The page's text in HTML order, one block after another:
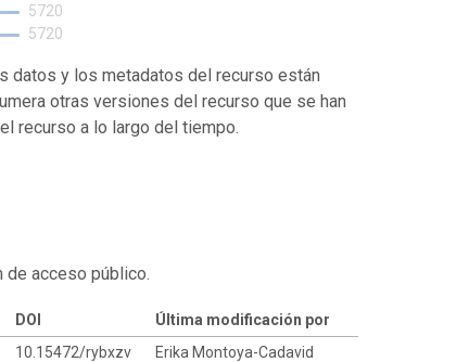
5720
5720
datos y los metadatos del recurso están
otras versiones del recurso que se han
recurso a lo largo del tiempo.
acceso público.
DOI
Última modificación por
10.15472/rybxzv
Erika Montoya-Cadavid